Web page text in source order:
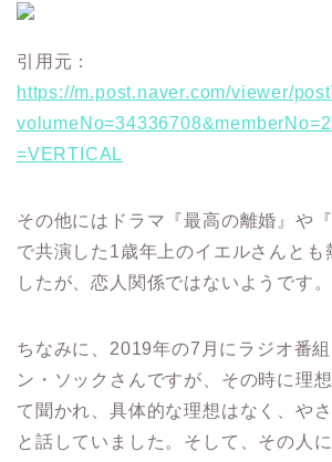
引用元：
https://m.post.naver.com/viewer/
=VERTICAL
その他にはドラマ『最高の離婚』や
で共演した1歳年上のイエルさんとも
したが、恋人関係ではないようです。
ちなみに、2019年の7月にラジオ番
ン・ソックさんですが、その時に理
て聞かれ、具体的な理想はなく、や
と話していました。 そして、その人